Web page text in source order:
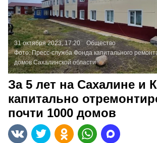
31 октября 2023, 17:20
Общество
Фото:Пресс-служба Фонда капитального
домов Сахалинской области
За 5 лет на Сахалине и
капитально
почти 1000 домов